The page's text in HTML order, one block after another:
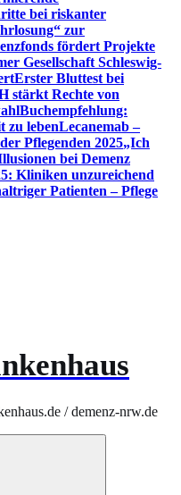
bei riskanter
zur
fördert Projekte
Gesellschaft Schleswig-
Erster Bluttest bei
stärkt Rechte von
Buchempfehlung:
zu lebenLecanemab –
Pflegenden 2025„Ich
bei Demenz
Kliniken unzureichend
Patienten – Pflege
/ demenz-nrw.de